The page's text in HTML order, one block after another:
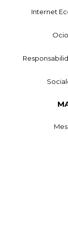
Internet
Ocio